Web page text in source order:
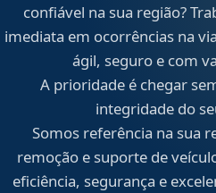
confiável na sua região?
imediata em ocorrências na
ágil, seguro e com
A prioridade é chegar
integridade do
Somos referência na sua
remoção e suporte de
eficiência, segurança e